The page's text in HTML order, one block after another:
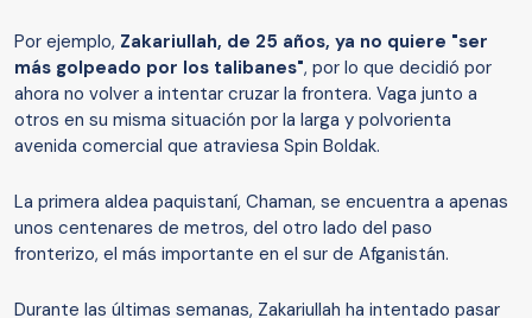
Por ejemplo, Zakariullah, de 25 años, ya no quiere "ser
más golpeado por los talibanes", por lo que decidió por
ahora no volver a intentar cruzar la frontera. Vaga junto a
otros en su misma situación por la larga y polvorienta
avenida comercial que atraviesa Spin Boldak.
La primera aldea paquistaní, Chaman, se encuentra a apenas
unos centenares de metros, del otro lado del paso
fronterizo, el más importante en el sur de Afganistán.
Durante las últimas semanas, Zakariullah ha intentado pasar